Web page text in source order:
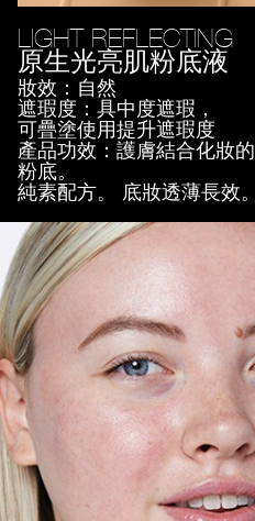
LIGHT REFLECTING
原生光亮肌粉底液
妝效：自然
遮瑕度：具中度遮瑕，
可疊塗使用提升遮瑕度
產品功效：護膚結合化妝
粉底。
純素配方。 底妝透薄長效。